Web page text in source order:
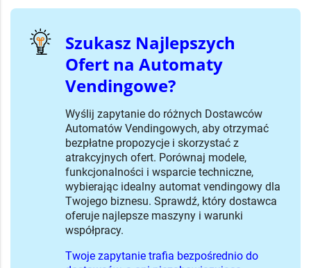
Szukasz Najlepszych
Ofert na Automaty
Vendingowe?
Wyślij zapytanie do różnych Dostawców
Automatów Vendingowych, aby otrzymać
bezpłatne propozycje i skorzystać z
atrakcyjnych ofert. Porównaj modele,
funkcjonalności i wsparcie techniczne,
wybierając idealny automat vendingowy dla
Twojego biznesu. Sprawdź, który dostawca
oferuje najlepsze maszyny i warunki
współpracy.
Twoje zapytanie trafia bezpośrednio do